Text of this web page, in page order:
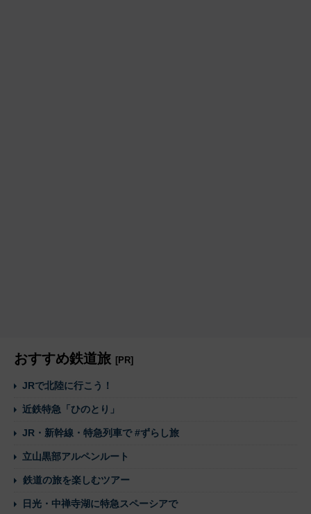
おすすめ鉄道旅 [PR]
JRで北陸に行こう！
近鉄特急「ひのとり」
JR・新幹線・特急列車で #ずらし旅
立山黒部アルペンルート
鉄道の旅を楽しむツアー
日光・中禅寺湖に特急スペーシアで